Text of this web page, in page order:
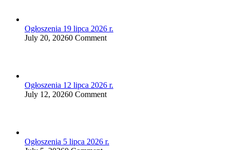
Ogłoszenia 19 lipca 2026 r.
July 20, 20260 Comment
Ogłoszenia 12 lipca 2026 r.
July 12, 20260 Comment
Ogłoszenia 5 lipca 2026 r.